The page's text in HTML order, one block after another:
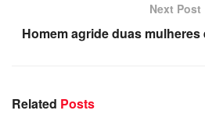
Next Post
Homem agride duas mulheres
Related Posts